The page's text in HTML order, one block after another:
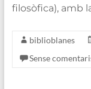
filosòfica), amb
biblioblanes
Sense